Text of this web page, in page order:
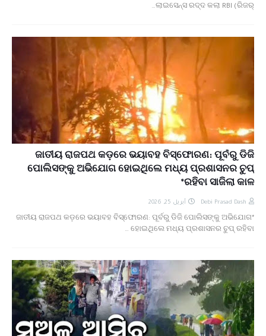
ଲାଇସେନ୍ସ ରଦ୍ଦ କଲା RBI (ରିଜର୍…
ଜାତୀୟ ରାଜପଥ କଡ଼ରେ ଭୟାବହ ବିସ୍ଫୋରଣ: ପୂର୍ବରୁ ଡିଜି
ପୋଲିସଙ୍କୁ ଅଭିଯୋଗ ହୋଇଥିଲେ ମଧ୍ୟ ପ୍ରଶାସନର ଚୁପ୍
ରହିବା ସାଜିଲା କାଳ*
Debi Prasad Dash أبريل 25, 2026
*ଜାତୀୟ ରାଜପଥ କଡ଼ରେ ଭୟାବହ ବିସ୍ଫୋରଣ: ପୂର୍ବରୁ ଡିଜି ପୋଲିସଙ୍କୁ ଅଭିଯୋଗ
ହୋଇଥିଲେ ମଧ୍ୟ ପ୍ରଶାସନର ଚୁପ୍ ରହିବା …